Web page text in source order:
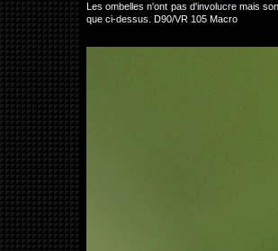
Les ombelles n'ont pas d'involucre mais
que ci-dessus. D90/VR 105 Macro